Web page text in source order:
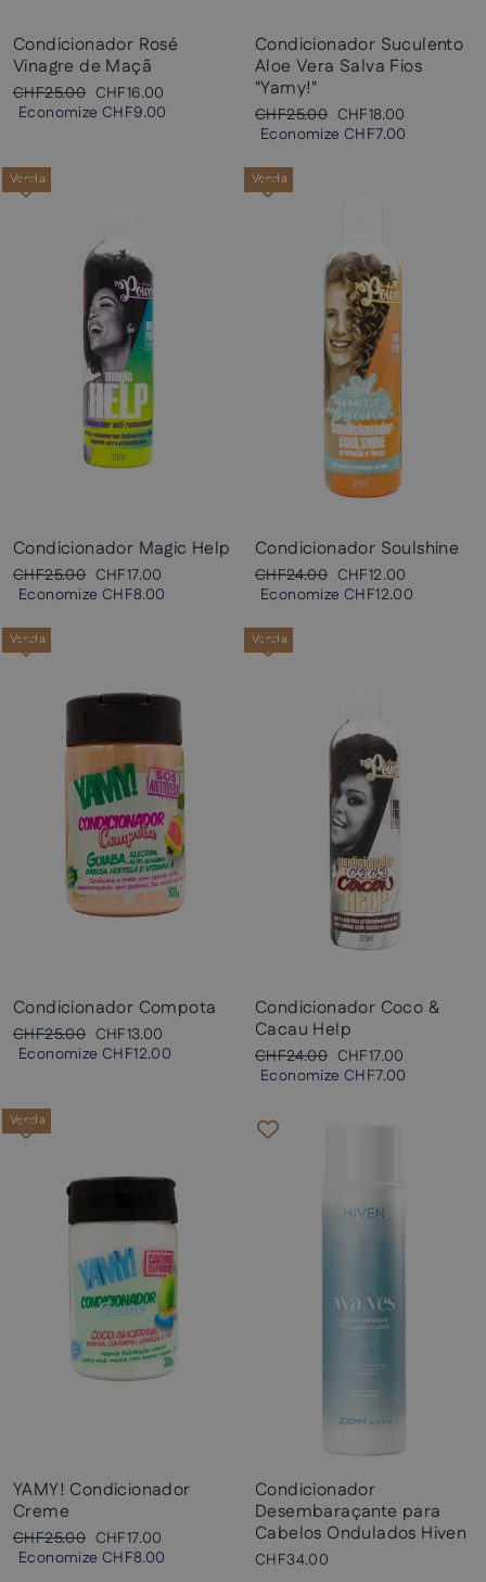
Condicionador Rosé
Vinagre de Maçã
Preço
normal
CHF25.00 Preço
promocional
CHF16.00
EconomizeCHF9.00
Condicionador Suculento
Aloe Vera Salva Fios
"Yamy!"
Preço
normal
CHF25.00 Preço
promocional
CHF18.00
EconomizeCHF7.00
Venda
Condicionador Magic Help
Preço
normal
CHF25.00 Preço
promocional
CHF17.00
EconomizeCHF8.00
Venda
Condicionador Soulshine
Preço
normal
CHF24.00 Preço
promocional
CHF12.00
EconomizeCHF12.00
Venda
Condicionador Compota
Preço
normal
CHF25.00 Preço
promocional
CHF13.00
EconomizeCHF12.00
Venda
Condicionador Coco &
Cacau Help
Preço
normal
CHF24.00 Preço
promocional
CHF17.00
EconomizeCHF7.00
Venda
YAMY! Condicionador
Creme
Preço
normal
CHF25.00 Preço
promocional
CHF17.00
EconomizeCHF8.00
Condicionador
Desembaraçante para
Cabelos Ondulados Hiven
CHF34.00